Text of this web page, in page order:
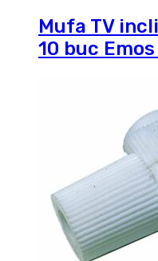
Mufa TV
10 buc Emos